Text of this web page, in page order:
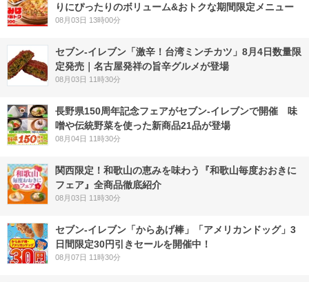
りにぴったりのボリューム&おトクな期間限定メニュー
08月03日 13時00分
セブン-イレブン「激辛！台湾ミンチカツ」8月4日数量限
定発売｜名古屋発祥の旨辛グルメが登場
08月03日 11時30分
長野県150周年記念フェアがセブン-イレブンで開催 味
噌や伝統野菜を使った新商品21品が登場
08月04日 11時30分
関西限定！和歌山の恵みを味わう『和歌山毎度おおきに
フェア』全商品徹底紹介
08月03日 11時30分
セブン‐イレブン「からあげ棒」「アメリカンドッグ」3
日間限定30円引きセールを開催中！
08月07日 11時30分